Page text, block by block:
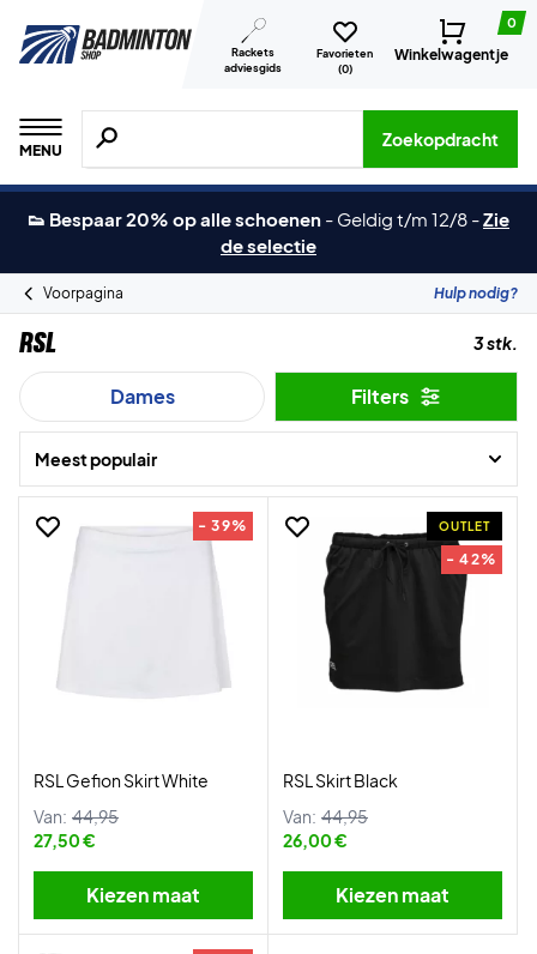
Rackets
adviesgids
Favorieten
(0)
0
Winkelwagentje
MENU
Zoeken naar producten, merken etc.
Zoekopdracht
👟 Bespaar 20% op alle schoenen - Geldig t/m 12/8 -Zie
de selectie
Voorpagina Hulp nodig?
RSL 3 stk.
Dames Filters
Meest populair
- 39%
RSL Gefion Skirt White
Van: 44,95
27,50 €
Kiezen maat
OUTLET
- 42%
RSL Skirt Black
Van: 44,95
26,00 €
Kiezen maat